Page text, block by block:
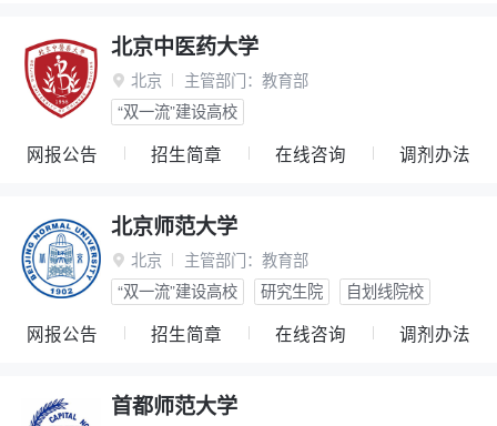
北京中医药大学
 北京 主管部门： 教育部
“双一流”建设高校
网报公告 招生简章 在线咨询 调剂办法
北京师范大学
 北京 主管部门： 教育部
“双一流”建设高校
研究生院 自划线院校
网报公告 招生简章 在线咨询 调剂办法
首都师范大学